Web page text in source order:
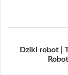
Dziki robot |
Robot